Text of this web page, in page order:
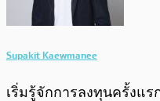
Supakit Kaewmanee
เริ่มรู้จักการลงทุนครั้งแ